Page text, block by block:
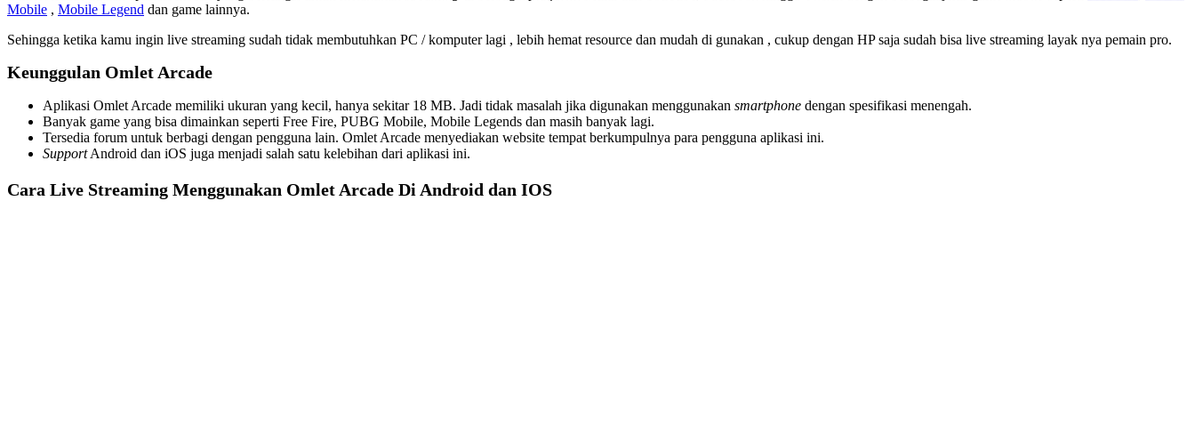
Mobile , Mobile Legend dan game lainnya.
Sehingga ketika kamu ingin live streaming sudah tidak membutuhkan PC / komputer lagi , lebih hemat resource dan mudah di gunakan , cukup dengan HP saja sudah bisa live streaming layak nya pemain pro.
Keunggulan Omlet Arcade
Aplikasi Omlet Arcade memiliki ukuran yang kecil, hanya sekitar 18 MB. Jadi tidak masalah jika digunakan menggunakan smartphone dengan spesifikasi menengah.
Banyak game yang bisa dimainkan seperti Free Fire, PUBG Mobile, Mobile Legends dan masih banyak lagi.
Tersedia forum untuk berbagi dengan pengguna lain. Omlet Arcade menyediakan website tempat berkumpulnya para pengguna aplikasi ini.
SupportAndroid dan iOS juga menjadi salah satu kelebihan dari aplikasi ini.
Cara Live Streaming Menggunakan Omlet Arcade Di Android dan IOS